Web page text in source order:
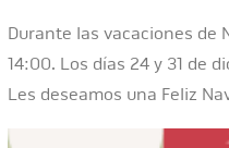
Durante las vacaciones de
14:00. Los días 24 y 31 de
Les deseamos una Feliz